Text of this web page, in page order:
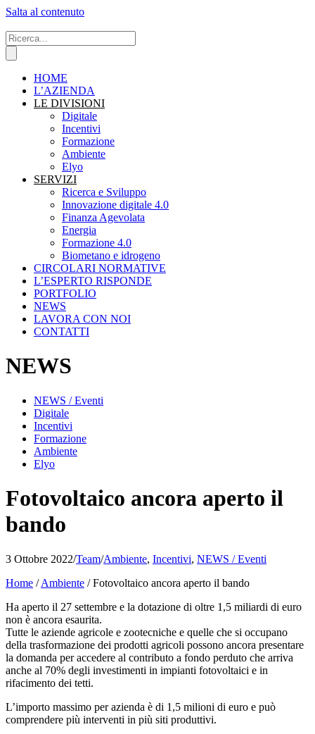
Salta al contenuto
HOME
L’AZIENDA
LE DIVISIONI
Digitale
Incentivi
Formazione
Ambiente
Elyo
SERVIZI
Ricerca e Sviluppo
Innovazione digitale 4.0
Finanza Agevolata
Energia
Formazione 4.0
Biometano e idrogeno
CIRCOLARI NORMATIVE
L’ESPERTO RISPONDE
PORTFOLIO
NEWS
LAVORA CON NOI
CONTATTI
NEWS
NEWS / Eventi
Digitale
Incentivi
Formazione
Ambiente
Elyo
Fotovoltaico ancora aperto il
bando
3 Ottobre 2022/Team/Ambiente, Incentivi, NEWS / Eventi
Home /Ambiente /Fotovoltaico ancora aperto il bando
Ha aperto il 27 settembre e la dotazione di oltre 1,5 miliardi di euro
non è ancora esaurita.
Tutte le aziende agricole e zootecniche e quelle che si occupano
della trasformazione dei prodotti agricoli possono ancora presentare
la domanda per accedere al contributo a fondo perduto che arriva
anche al 70% degli investimenti in impianti fotovoltaici e in
rifacimento dei tetti.
L’importo massimo per azienda è di 1,5 milioni di euro e può
comprendere più interventi in più siti produttivi.